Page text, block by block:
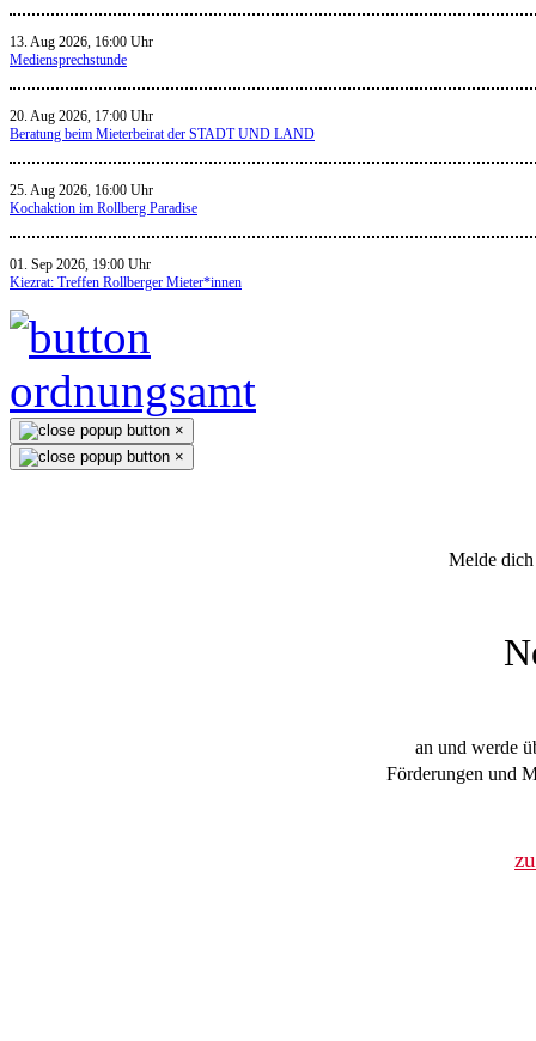
13. Aug 2026, 16:00 Uhr
Mediensprechstunde
20. Aug 2026, 17:00 Uhr
Beratung beim Mieterbeirat der STADT UND LAND
25. Aug 2026, 16:00 Uhr
Kochaktion im Rollberg Paradise
01. Sep 2026, 19:00 Uhr
Kiezrat: Treffen Rollberger Mieter*innen
×
×
Melde
an und werde
Förderungen und